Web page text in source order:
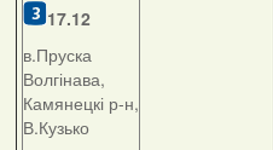
17.12
в.Пруска
Волгінава,
Камянецкі р-н,
В.Кузько